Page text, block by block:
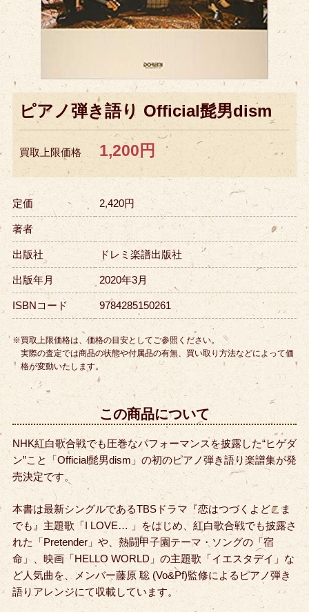
ピアノ弾き語り Official髭男dism
買取上限価格 1,200円
定価 2,420円
著者
出版社 ドレミ楽譜出版社
出版年月 2020年3月
ISBNコード 9784285150261
※買取上限価格は、価格の目安としてご参照ください。
実際の査定では商品の状態や付属品の有無、買い取り方法などによって価
格が変動いたします。
この商品について
NHK紅白歌合戦でも圧巻なパフォーマンスを披露した“ヒゲダ
ン”こと「Official髭男dism」の初のピアノ弾き語り楽譜集が発
売決定です。
本書は最新シングルであるTBSドラマ『恋はつづくよどこま
でも』主題歌「I LOVE… 」をはじめ、紅白歌合戦でも披露さ
れた「Pretender」や、熱闘甲子園テーマ・ソングの「宿
命」、映画「HELLO WORLD」の主題歌「イエスタデイ」な
ど人気曲を、メンバー藤原 聡 (Vo&Pf)監修によるピアノ弾き
語りアレンジにて収載しています。